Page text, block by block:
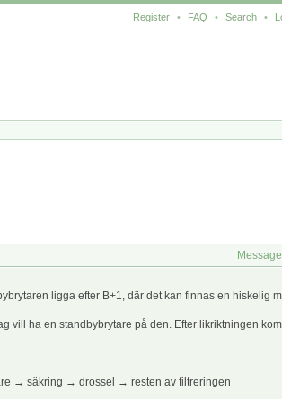
Register • FAQ • Search •
Message
ligga efter B+1, där det kan finnas en hiskelig
vill ha en standbybrytare på den. Efter likriktningen
→ säkring → drossel → resten av filtreringen